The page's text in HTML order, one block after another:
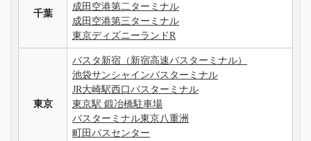
千葉
成田空港第二ターミナル
成田空港第三ターミナル
東京ディズニーランドR
東京
バスタ新宿（新宿高速バスターミナル）
池袋サンシャインバスターミナル
JR大崎駅西口バスターミナル
東京駅 鍛冶橋駐車場
バスターミナル東京八重洲
町田バスセンター